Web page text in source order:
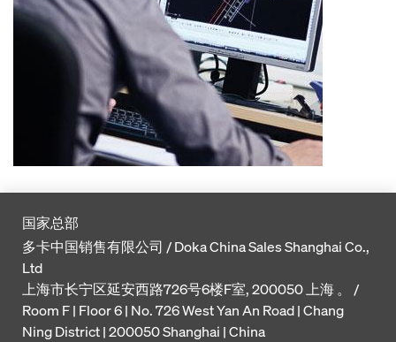
国家总部
多卡中国销售有限公司 / Doka China Sales Shanghai Co.,
Ltd
上海市长宁区延安西路726号6楼F室, 200050 上海 。 /
Room F | Floor 6 | No. 726 West Yan An Road | Chang
Ning District | 200050 Shanghai | China